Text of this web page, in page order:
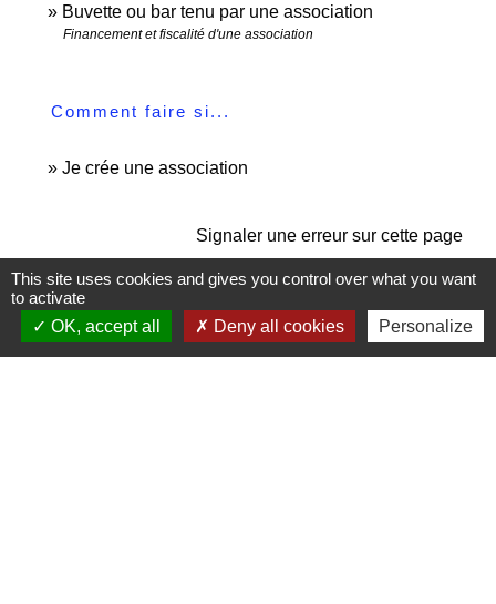
Buvette ou bar tenu par une association
Financement et fiscalité d'une association
Comment faire si...
Je crée une association
Signaler une erreur sur cette page
This site uses cookies and gives you control over what you want
to activate
OK, accept all
Deny all cookies Personalize